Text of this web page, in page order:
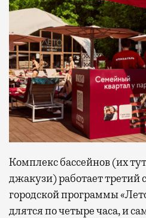
Комплекс бассейнов (их
джакузи) работает третий
городской программы
длятся по четыре часа, и